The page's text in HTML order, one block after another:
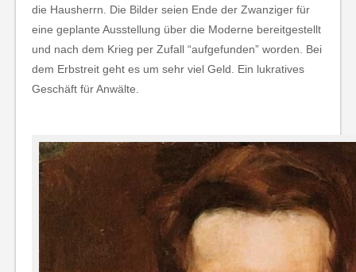
die Hausherrn. Die Bilder seien Ende der Zwanziger für
eine geplante Ausstellung über die Moderne bereitgestellt
und nach dem Krieg per Zufall “aufgefunden” worden. Bei
dem Erbstreit geht es um sehr viel Geld. Ein lukratives
Geschäft für Anwälte.